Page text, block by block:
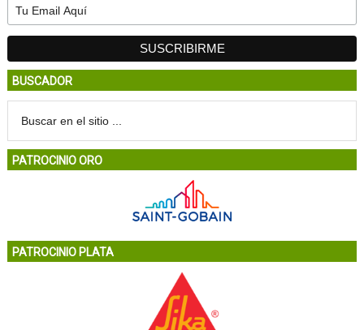
BUSCADOR
PATROCINIO ORO
PATROCINIO PLATA